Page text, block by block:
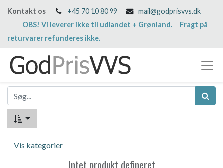
Kontakt os +45 70 10 80 99
mail@godprisvvs.dk
OBS! Vi leverer ikke til udlandet + Grønland. Fragt på
returvarer refunderes ikke.
Vis kategorier
Intet produkt defineret